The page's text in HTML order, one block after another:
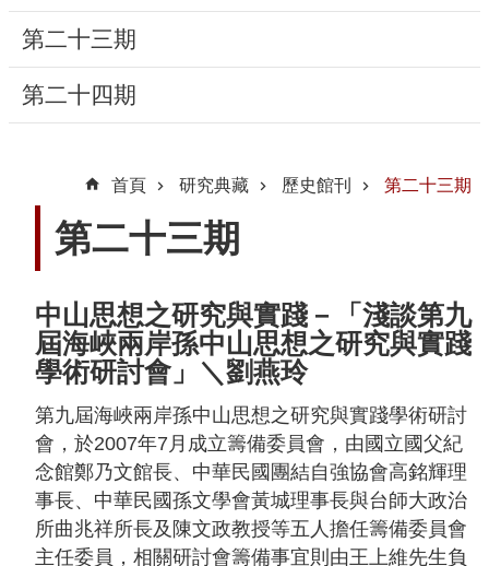
訊
公
開
及
資
訊
安
政
策
著
作
權
第二十三期
第二十四期
首頁 研究典藏 歷史館刊 第二十三期
第二十三期
中山思想之研究與實踐－「淺談第九
屆海峽兩岸孫中山思想之研究與實踐
學術研討會」＼劉燕玲
第九屆海峽兩岸孫中山思想之研究與實踐學術研討
會，於2007年7月成立籌備委員會，由國立國父紀
念館鄭乃文館長、中華民國團結自強協會高銘輝理
事長、中華民國孫文學會黃城理事長與台師大政治
所曲兆祥所長及陳文政教授等五人擔任籌備委員會
主任委員，相關研討會籌備事宜則由王上維先生負